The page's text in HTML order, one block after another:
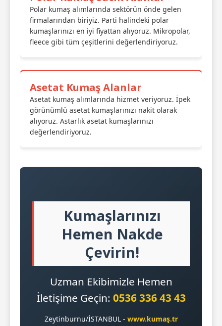
Polar kumaş alımlarında sektörün önde gelen
firmalarından biriyiz. Parti halindeki polar
kumaşlarınızı en iyi fiyattan alıyoruz. Mikropolar,
fleece gibi tüm çeşitlerini değerlendiriyoruz.
Asetat Kumaş Alanlar
Asetat kumaş alımlarında hizmet veriyoruz. İpek
görünümlü asetat kumaşlarınızı nakit olarak
alıyoruz. Astarlık asetat kumaşlarınızı
değerlendiriyoruz.
Kumaşlarınızı
Hemen Nakde
Çevirin!
Uzman Ekibimizle Hemen
İletişime Geçin: 0536 336 43 43
Zeytinburnu/İSTANBUL - www.kumaş.tr